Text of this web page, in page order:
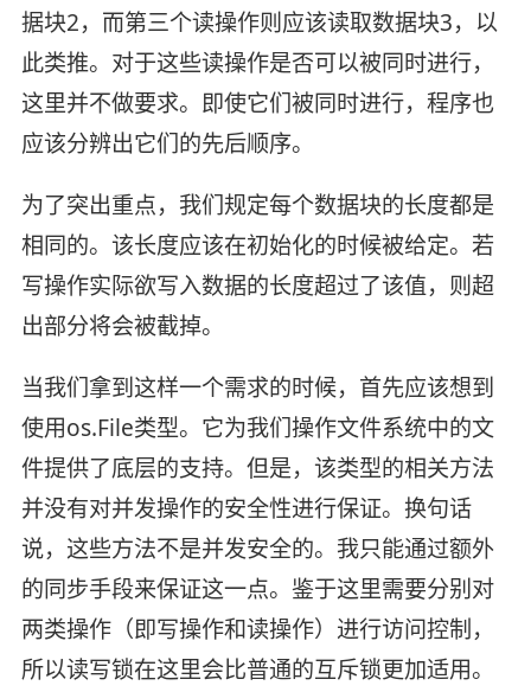
据块2，而第三个读操作则应该读取数据块3，以
此类推。对于这些读操作是否可以被同时进行，
这里并不做要求。即使它们被同时进行，程序也
应该分辨出它们的先后顺序。
为了突出重点，我们规定每个数据块的长度都是
相同的。该长度应该在初始化的时候被给定。若
写操作实际欲写入数据的长度超过了该值，则超
出部分将会被截掉。
当我们拿到这样一个需求的时候，首先应该想到
使用os.File类型。它为我们操作文件系统中的文
件提供了底层的支持。但是，该类型的相关方法
并没有对并发操作的安全性进行保证。换句话
说，这些方法不是并发安全的。我只能通过额外
的同步手段来保证这一点。鉴于这里需要分别对
两类操作（即写操作和读操作）进行访问控制，
所以读写锁在这里会比普通的互斥锁更加适用。